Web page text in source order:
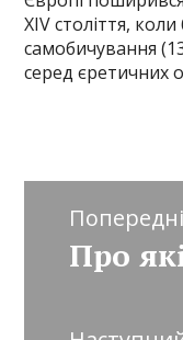
XIV століття,
самобичування
серед єретичних